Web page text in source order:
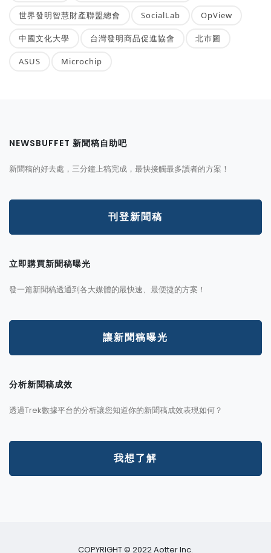
世界發明智慧財產聯盟總會 SocialLab OpView
中國文化大學 台灣發明商品促進協會 北市圖
ASUS Microchip
NEWSBUFFET 新聞稿自助吧
新聞稿的好去處，三分鐘上稿完成，最快接觸最多讀者的方案！
刊登新聞稿
立即購買新聞稿曝光
發一篇新聞稿透通到各大媒體的最快速、最便捷的方案！
讓新聞稿曝光
分析新聞稿成效
透過Trek數據平台的分析讓您知道你的新聞稿成效表現如何？
我想了解
COPYRIGHT © 2022 Aotter Inc.